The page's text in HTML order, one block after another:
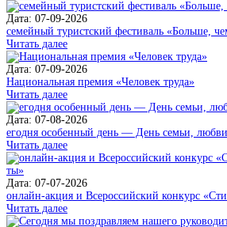
Дата: 07-09-2026
семейный туристский фестиваль «Больше,
Читать далее
Дата: 07-09-2026
Национальная премия «Человек труда»
Читать далее
Дата: 07-08-2026
егодня особенный день — День семьи,
Читать далее
Дата: 07-07-2026
онлайн-акция и Всероссийский конкурс
Читать далее